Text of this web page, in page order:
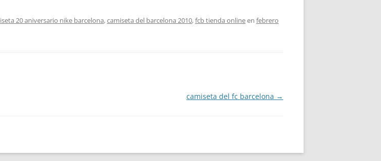
20 aniversario nike barcelona,camiseta del barcelona 2010,fcb tienda onlineen febrero
camiseta del fc barcelona →